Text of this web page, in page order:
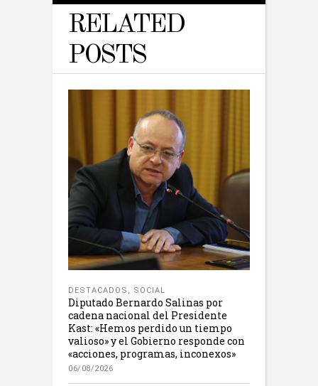
RELATED
POSTS
DESTACADOS , SOCIAL
Diputado Bernardo Salinas por
cadena nacional del Presidente
Kast: «Hemos perdido un tiempo
valioso» y el Gobierno responde con
«acciones, programas, inconexos»
06/08/2026